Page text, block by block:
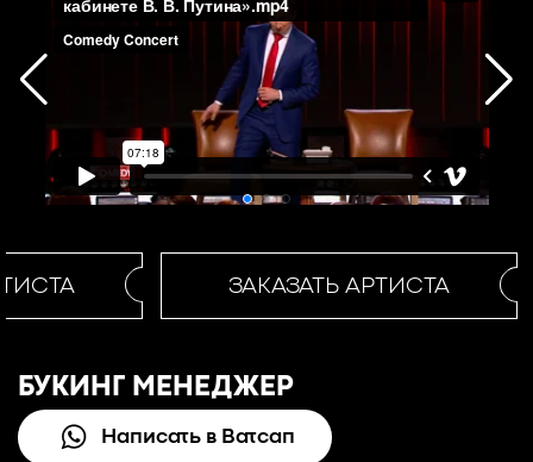
ЗАКАЗАТЬ АРТИСТА
БУКИНГ МЕНЕДЖЕР
Написать в Ватсап